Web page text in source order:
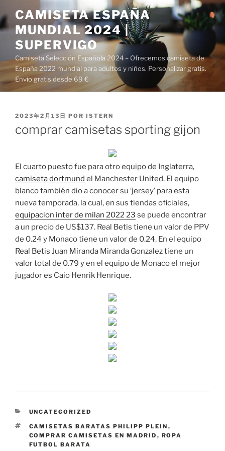
al
contenido
CAMISETA ESPAÑA
MUNDIAL 2024 |
SUPERVIGO
Camiseta Selección Española 2024 – Ofrecemos camiseta de
España 2022 mundial para adultos y niños. Personalizar gratis.
Envío gratis desde 69 €.
PUBLICADO
2023年2月13日 POR ISTERN
comprar camisetas sporting gijon
El cuarto puesto fue para otro equipo de Inglaterra,
camiseta dortmund el Manchester United. El equipo
blanco también dio a conocer su ‘jersey’ para esta
nueva temporada, la cual, en sus tiendas oficiales,
equipacion inter de milan 2022 23 se puede encontrar
a un precio de US$137. Real Betis tiene un valor de PPV
de 0.24 y Monaco tiene un valor de 0.24. En el equipo
Real Betis Juan Miranda Miranda Gonzalez tiene un
valor total de 0.79 y en el equipo de Monaco el mejor
jugador es Caio Henrik Henrique.
CATEGORÍAS
UNCATEGORIZED
ETIQUETAS
CAMISETAS BARATAS PHILIPP PLEIN ,
COMPRAR CAMISETAS EN MADRID , ROPA
FUTBOL BARATA